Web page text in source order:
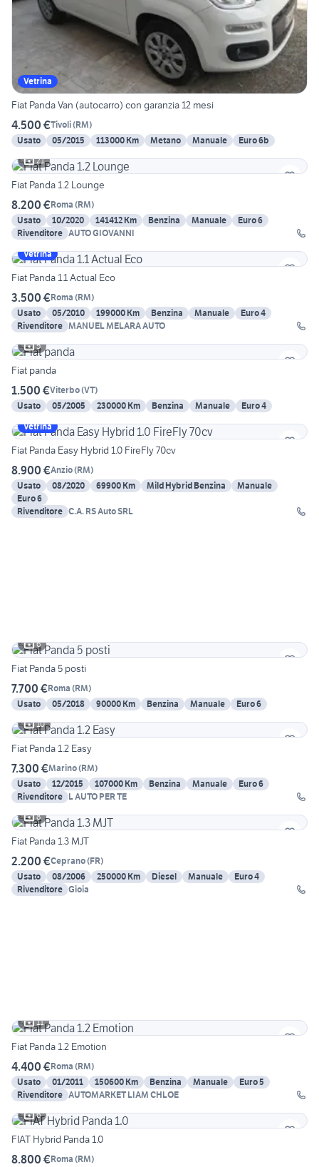
Vetrina
Fiat Panda Van (autocarro) con garanzia 12 mesi
4.500 €Tivoli(RM)
Usato
05/2015 113000 Km Metano Manuale
Euro 6b
21
Fiat Panda 1.2 Lounge
8.200 €Roma (RM)
Usato
10/2020 141412 Km Benzina Manuale
Euro 6
Rivenditore AUTO GIOVANNI
Vetrina
Fiat Panda 1.1 Actual Eco
3.500 €Roma (RM)
Usato
05/2010 199000 Km Benzina Manuale
Euro 4
Rivenditore MANUEL MELARA AUTO
5
Fiat panda
1.500 €Viterbo(VT)
Usato
05/2005 230000 Km Benzina Manuale
Euro 4
Vetrina
Fiat Panda Easy Hybrid 1.0 FireFly 70cv
8.900 €Anzio(RM)
Usato
08/2020 69900 Km Mild Hybrid Benzina
Manuale
Euro 6
Rivenditore C.A. RS Auto SRL
6
Fiat Panda 5 posti
7.700 €Roma (RM)
Usato
05/2018 90000 Km Benzina Manuale
Euro 6
10
Fiat Panda 1.2 Easy
7.300 €Marino(RM)
Usato
12/2015 107000 Km Benzina Manuale
Euro 6
Rivenditore L AUTO PER TE
8
Fiat Panda 1.3 MJT
2.200 €Ceprano(FR)
Usato
08/2006 250000 Km Diesel Manuale
Euro 4
Rivenditore Gioia
11
Fiat Panda 1.2 Emotion
4.400 €Roma (RM)
Usato
01/2011 150600 Km Benzina Manuale
Euro 5
Rivenditore AUTOMARKET LIAM CHLOE
6
FIAT Hybrid Panda 1.0
8.800 €Roma (RM)